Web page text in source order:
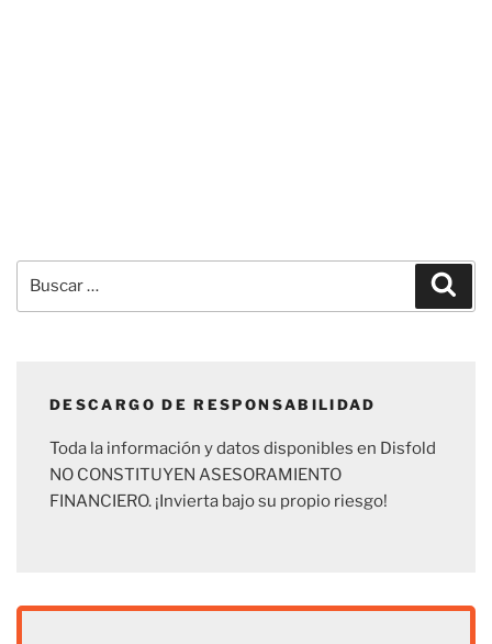
por:
DESCARGO DE RESPONSABILIDAD
Toda la información y datos disponibles en Disfold
NO CONSTITUYEN ASESORAMIENTO
FINANCIERO. ¡Invierta bajo su propio riesgo!